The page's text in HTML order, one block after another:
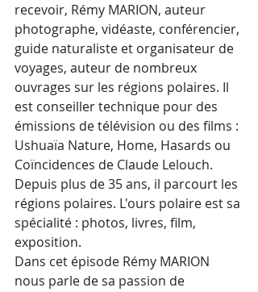
recevoir, Rémy MARION, auteur
photographe, vidéaste, conférencier,
guide naturaliste et organisateur de
voyages, auteur de nombreux
ouvrages sur les régions polaires. Il
est conseiller technique pour des
émissions de télévision ou des films :
Ushuaïa Nature, Home, Hasards ou
Coïncidences de Claude Lelouch.
Depuis plus de 35 ans, il parcourt les
régions polaires. L'ours polaire est sa
spécialité : photos, livres, film,
exposition.
Dans cet épisode Rémy MARION
nous parle de sa passion de